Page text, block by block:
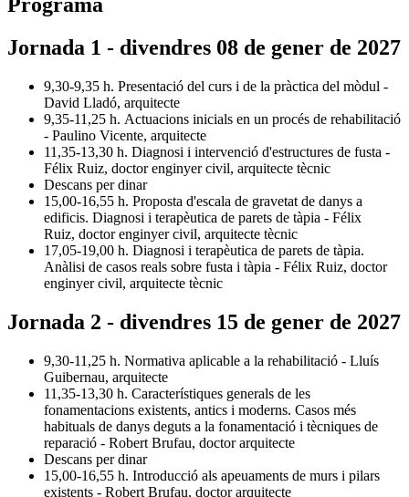
Jornada 1 - divendres 08 de gener de 2027
9,30-9,35 h. Presentació del curs i de la pràctica del mòdul -
David Lladó, arquitecte
9,35-11,25 h. Actuacions inicials en un procés de rehabilitació
- Paulino Vicente, arquitecte
11,35-13,30 h. Diagnosi i intervenció d'estructures de fusta -
Félix Ruiz, doctor enginyer civil, arquitecte tècnic
Descans per dinar
15,00-16,55 h. Proposta d'escala de gravetat de danys a
edificis. Diagnosi i terapèutica de parets de tàpia - Félix
Ruiz, doctor enginyer civil, arquitecte tècnic
17,05-19,00 h. Diagnosi i terapèutica de parets de tàpia.
Anàlisi de casos reals sobre fusta i tàpia - Félix Ruiz, doctor
enginyer civil, arquitecte tècnic
Jornada 2 - divendres 15 de gener de 2027
9,30-11,25 h. Normativa aplicable a la rehabilitació - Lluís
Guibernau, arquitecte
11,35-13,30 h. Característiques generals de les
fonamentacions existents, antics i moderns. Casos més
habituals de danys deguts a la fonamentació i tècniques de
reparació - Robert Brufau, doctor arquitecte
Descans per dinar
15,00-16,55 h. Introducció als apeuaments de murs i pilars
existents - Robert Brufau, doctor arquitecte